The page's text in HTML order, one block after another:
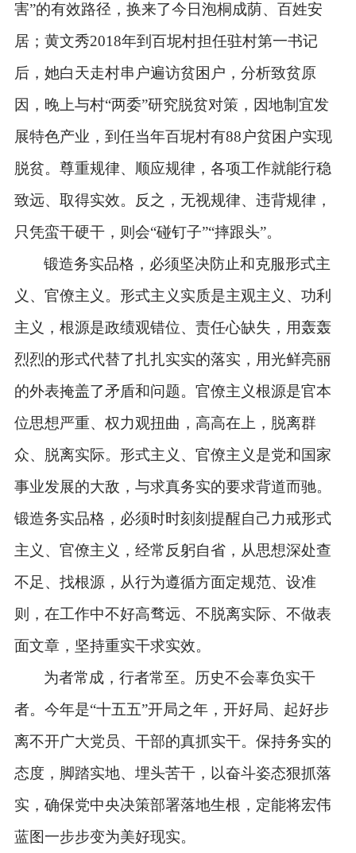
害”的有效路径，换来了今日泡桐成荫、百姓安
居；黄文秀2018年到百坭村担任驻村第一书记
后，她白天走村串户遍访贫困户，分析致贫原
因，晚上与村“两委”研究脱贫对策，因地制宜发
展特色产业，到任当年百坭村有88户贫困户实现
脱贫。尊重规律、顺应规律，各项工作就能行稳
致远、取得实效。反之，无视规律、违背规律，
只凭蛮干硬干，则会“碰钉子”“摔跟头”。
锻造务实品格，必须坚决防止和克服形式主
义、官僚主义。形式主义实质是主观主义、功利
主义，根源是政绩观错位、责任心缺失，用轰轰
烈烈的形式代替了扎扎实实的落实，用光鲜亮丽
的外表掩盖了矛盾和问题。官僚主义根源是官本
位思想严重、权力观扭曲，高高在上，脱离群
众、脱离实际。形式主义、官僚主义是党和国家
事业发展的大敌，与求真务实的要求背道而驰。
锻造务实品格，必须时时刻刻提醒自己力戒形式
主义、官僚主义，经常反躬自省，从思想深处查
不足、找根源，从行为遵循方面定规范、设准
则，在工作中不好高骛远、不脱离实际、不做表
面文章，坚持重实干求实效。
为者常成，行者常至。历史不会辜负实干
者。今年是“十五五”开局之年，开好局、起好步
离不开广大党员、干部的真抓实干。保持务实的
态度，脚踏实地、埋头苦干，以奋斗姿态狠抓落
实，确保党中央决策部署落地生根，定能将宏伟
蓝图一步步变为美好现实。